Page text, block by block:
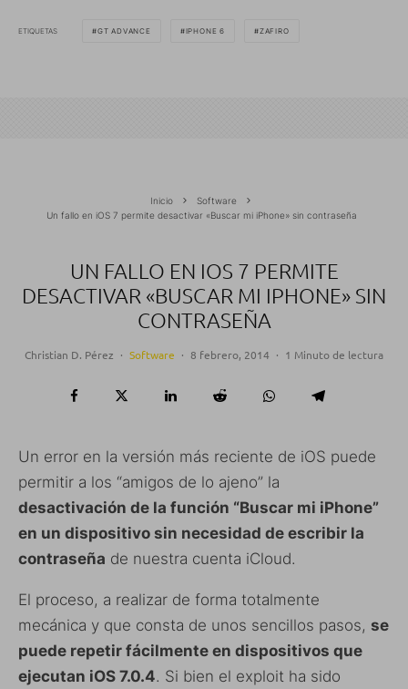
ETIQUETAS GT ADVANCE IPHONE 6 ZAFIRO
Inicio
Software
Un fallo en iOS 7 permite desactivar «Buscar mi iPhone» sin contraseña
UN FALLO EN IOS 7 PERMITE
DESACTIVAR «BUSCAR MI IPHONE» SIN
CONTRASEÑA
Christian D. Pérez · Software · 8 febrero, 2014 · 1 Minuto de lectura
Un error en la versión más reciente de iOS puede
permitir a los “amigos de lo ajeno” la
desactivación de la función “Buscar mi iPhone”
en un dispositivo sin necesidad de escribir la
contraseña de nuestra cuenta iCloud.
El proceso, a realizar de forma totalmente
mecánica y que consta de unos sencillos pasos, se
puede repetir fácilmente en dispositivos que
ejecutan iOS 7.0.4. Si bien el exploit ha sido